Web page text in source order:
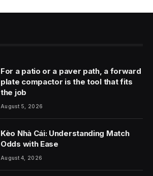
For a patio or a paver path, a forward
plate compactor is the tool that fits
the job
August 5, 2026
Kèo Nhà Cái: Understanding Match
Odds with Ease
August 4, 2026